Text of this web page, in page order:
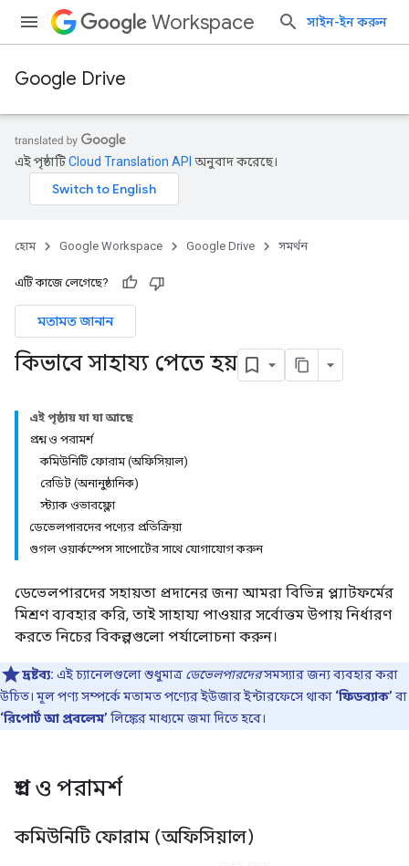
Workspace সাইন-ইন করুন
Google Drive
এই পৃষ্ঠাটিCloud Translation API অনুবাদ করেছে।
হোম Google Workspace Google Drive সমর্থন
এটি কাজে লেগেছে?
মতামত জানান
কিভাবে সাহায্য পেতে হয়
এই পৃষ্ঠায় যা যা আছে
প্রশ্ন ও পরামর্শ
কমিউনিটি ফোরাম (অফিসিয়াল)
রেডিট (অনানুষ্ঠানিক)
স্ট্যাক ওভারফ্লো
ডেভেলপারদের পণ্যের প্রতিক্রিয়া
গুগল ওয়ার্কস্পেস সাপোর্টের সাথে যোগাযোগ করুন
ডেভেলপারদের সহায়তা প্রদানের জন্য আমরা বিভিন্ন প্ল্যাটফর্মের
মিশ্রণ ব্যবহার করি, তাই সাহায্য পাওয়ার সর্বোত্তম উপায় নির্ধারণ
করতে নিচের বিকল্পগুলো পর্যালোচনা করুন।
দ্রষ্টব্য: এই চ্যানেলগুলো শুধুমাত্র ডেভেলপারদেরসমস্যার জন্য ব্যবহার করা
উচিত। মূল পণ্য সম্পর্কে মতামত পণ্যের ইউজার ইন্টারফেসে থাকা ‘ফিডব্যাক’ বা
‘রিপোর্ট আ প্রবলেম’ লিঙ্কের মাধ্যমে জমা দিতে হবে।
প্রশ্ন ও পরামর্শ
কমিউনিটি ফোরাম (অফিসিয়াল)